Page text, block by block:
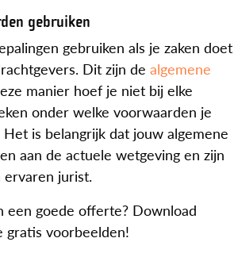
gebruiken
gebruiken als je zaken doet
Dit zijn de algemene
manier hoef je niet bij elke
onder welke voorwaarden je
is belangrijk dat jouw algemene
aan de actuele wetgeving en zijn
jurist.
een goede offerte? Download
gratis voorbeelden!